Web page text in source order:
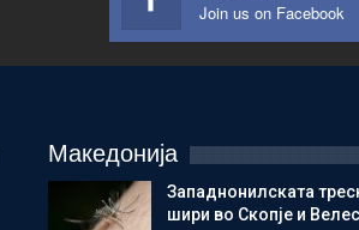
Join us on Facebook
Македонија
Западнонилската
шири во Скопје и Велес